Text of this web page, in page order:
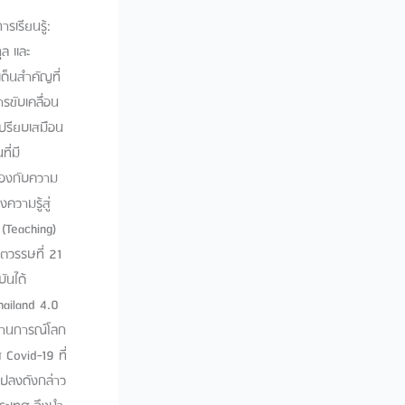
ฝึกอบรม ซึ่งพิจารณาแล้วว่าสอดคล้องกับกรอบแนวคิด 4C ที่ใช้สำหรับการจัดการเรียนรู้ให้เกิดประสิทธิภาพ ได้แก่ Context (บริบท) Content (เนื้อหา) Curriculum (หลักสูตร) และ Conduct (การจัดการ) ผู้สอนสามารถใช้กรอบแนวคิดนี้เพื่อออกแบบและจัดการการเรียนรู้ให้เหมาะสมกับบริบท เนื้อหา หลักสูตร และผู้เรียน ดังนี้ Context (บริบท) เข้าใจบริบทของการเรียนรู้ในระดับอุดมศึกษา หมายถึง การเข้าใจปัจจัยต่างๆ ที่ส่งผลต่อการเรียนรู้ในระดับอุดมศึกษา เช่น วัฒนธรรมของมหาวิทยาลัย ลักษณะของนักศึกษาในระดับอุดมศึกษา เทคโนโลยีที่มีอยู่ ทรัพยากรที่มีอยู่ วิเคราะห์ลักษณะของผู้เรียนในระดับอุดมศึกษา หมายถึง การเข้าใจความต้องการ ความสนใจ จุดแข็ง และข้อจำกัดของนักศึกษาในระดับอุดมศึกษา เข้าใจธรรมชาติของเนื้อหาวิชา หมายถึง การเข้าใจโครงสร้าง เนื้อหา และวิธีการคิดวิเคราะห์ที่เกี่ยวข้องกับเนื้อหาวิชา Content (เนื้อหา) ออกแบบเนื้อหาวิชาให้เหมาะสมกับผู้เรียนและบริบท หมายถึง การออกแบบเนื้อหาว